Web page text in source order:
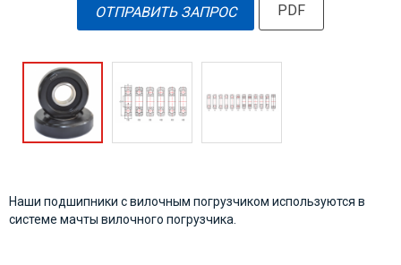
ОТПРАВИТЬ ЗАПРОС PDF
Наши подшипники с вилочным погрузчиком используются в
системе мачты вилочного погрузчика.